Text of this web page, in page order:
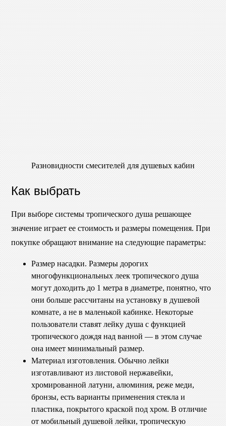
Разновидности смесителей для душевых кабин
Как выбрать
При выборе системы тропического душа решающее
значение играет ее стоимость и размеры помещения. При
покупке обращают внимание на следующие параметры:
Размер насадки. Размеры дорогих
многофункциональных леек тропического душа
могут доходить до 1 метра в диаметре, понятно, что
они больше рассчитаны на установку в душевой
комнате, а не в маленькой кабинке. Некоторые
пользователи ставят лейку душа с функцией
тропического дождя над ванной — в этом случае
она имеет минимальный размер.
Материал изготовления. Обычно лейки
изготавливают из листовой нержавейки,
хромированной латуни, алюминия, реже меди,
бронзы, есть варианты применения стекла и
пластика, покрытого краской под хром. В отличие
от мобильный душевой лейки, тропическую